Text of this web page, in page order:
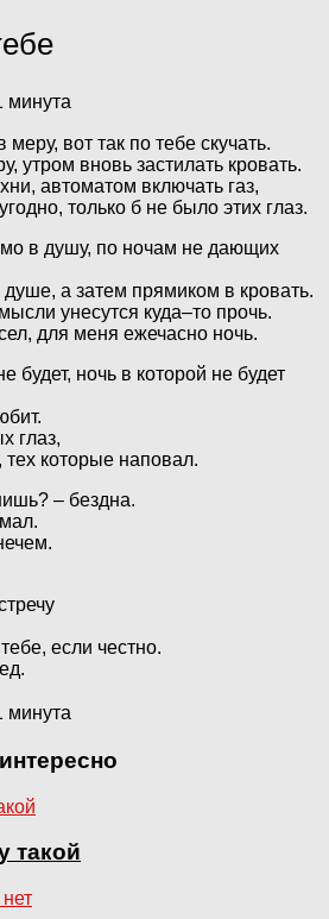
минута
вот так по тебе скучать.
утром вновь застилать кровать.
автоматом включать газ,
только б не было этих глаз.
в душу, по ночам не дающих
душе, а затем прямиком в кровать.
унесутся куда–то прочь.
для меня ежечасно ночь.
будет, ночь в которой не будет
глаз,
которые наповал.
– бездна.
если честно.
минута
такой